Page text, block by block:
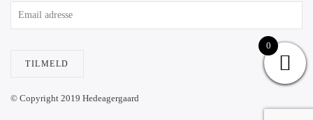
TILMELD
© Copyright 2019 Hedeagergaard
0